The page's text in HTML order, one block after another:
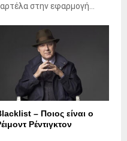
στην εφαρμογή...
– Ποιος είναι ο
Ρέντιγκτον